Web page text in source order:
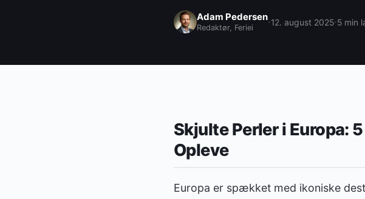
Adam Pedersen
Redaktør, Feriei ·12. august 2025·5 min
Skjulte Perler i Europa:
Opleve
Europa er spækket med ikoniske